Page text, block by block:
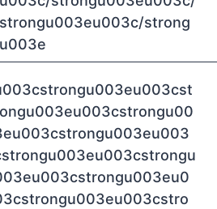
strong